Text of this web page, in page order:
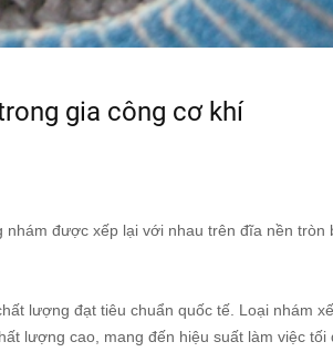
gia công cơ khí
được xếp lại với nhau trên đĩa nền tròn
lượng đạt tiêu chuẩn quốc tế. Loại nhám
lượng cao, mang đến hiệu suất làm việc tối